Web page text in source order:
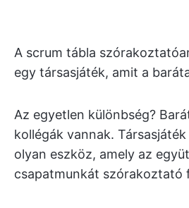
A scrum tábla
egy társasjáték, amit a
Az egyetlen különbség?
kollégák vannak.
olyan eszköz, amely az
csapatmunkát szórakoztató